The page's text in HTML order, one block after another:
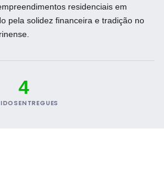
residenciais em
pela solidez financeira e tradição no
4
ENTREGUES